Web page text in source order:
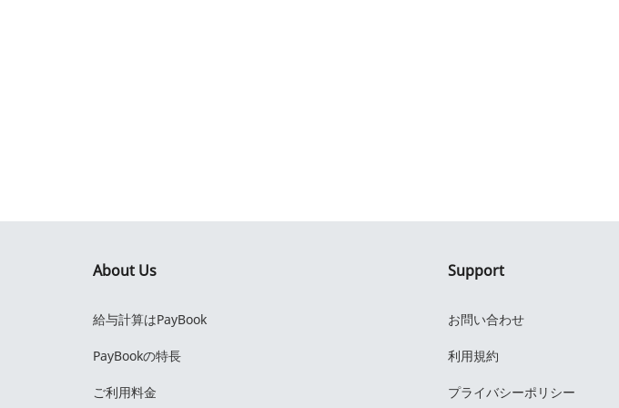
About Us
給与計算はPayBook
PayBookの特長
ご利用料金
Support
お問い合わせ
利用規約
プライバシーポリシー